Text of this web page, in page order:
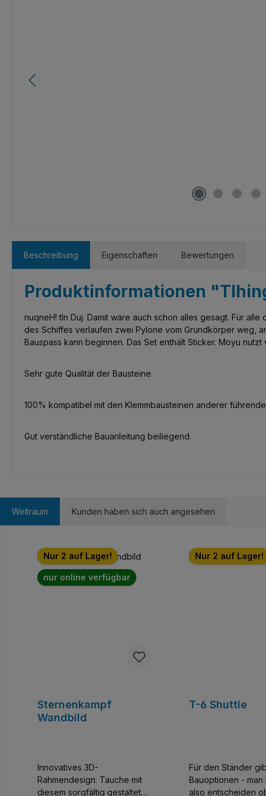
Beschreibung Eigenschaften Bewertungen
Produktinformationen
nuqneH! tln Duj. Damit wäre auch schon alles gesagt. Für
des Schiffes verlaufen zwei Pylone vom Grundkörper weg,
Bauspass kann beginnen. Das Set enthält Sticker. Moyu
Sehr gute Qualität der Bausteine.
100% kompatibel mit den Klemmbausteinen anderer
Gut verständliche Bauanleitung beiliegend.
Weltraum Kunden haben sich auch angesehen
Nur 2 auf Lager!
nur online verfügbar
Sternenkampf
Wandbild
Innovatives 3D-
Rahmendesign: Tauche mit
diesem sorgfältig gestalteten
Nur 2 auf Lager!
T-6 Shuttle
Für den Ständer
Bauoptionen - man
also entscheiden